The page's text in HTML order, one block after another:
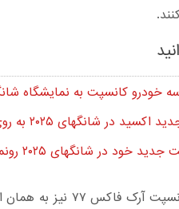
کانسپت به نمایشگاه شانگهای
در شانگهای ۲۰۲۵ به روی صحنه رفت
در شانگهای ۲۰۲۵ رونمایی کرد
نمای عقب خودرو